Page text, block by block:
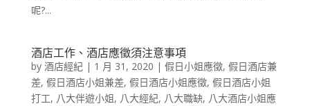
呢?...
酒店工作、酒店應徵須注意事項
by 酒店經紀| 1 月 31, 2020 | 假日小姐應徵, 假日酒店兼
差, 假日酒店小姐兼差, 假日酒店小姐應徵, 假日酒店小姐
打工, 八大伴遊小姐, 八大經紀, 八大職缺, 八大酒店小姐應